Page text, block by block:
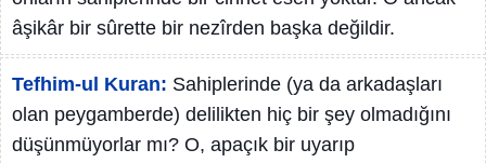
âşikâr bir sûrette bir nezîrden başka değildir.
Tefhim-ul Kuran: Sahiplerinde (ya da arkadaşları
olan peygamberde) delilikten hiç bir şey olmadığını
düşünmüyorlar mı? O, apaçık bir uyarıp